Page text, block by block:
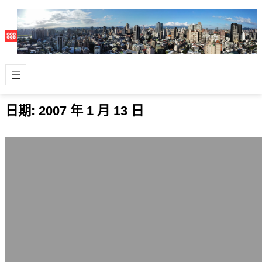
日期: 2007 年 1 月 13 日